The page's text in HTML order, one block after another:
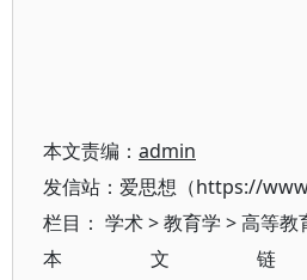
本文责编： admin
发信站：爱思想（https://
栏目： 学术>教育学 >高等教
本文